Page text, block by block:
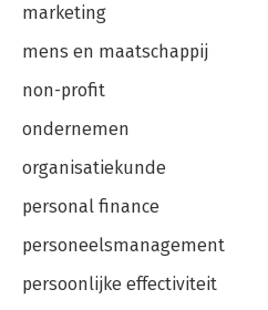
marketing
mens en maatschappij
non-profit
ondernemen
organisatiekunde
personal finance
personeelsmanagement
persoonlijke effectiviteit